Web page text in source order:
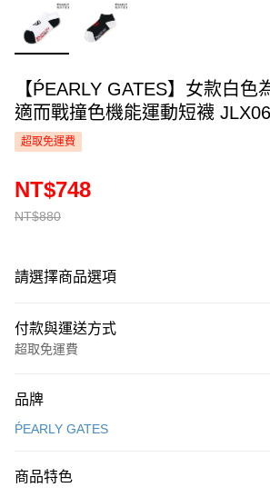
【ṔEARLY GATES】女款白色
適而戰撞色機能運動
超取免運費
NT$880
NT$748
請選擇商品選項
付款與運送方式
超取免運費
信用卡一次付款
LINE Pay
品牌
ṔEARLY GATES
商品特色